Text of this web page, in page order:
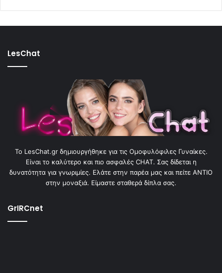
LesChat
To LesChat.gr δημιουργήθηκε για τις Ομοφυλόφιλες Γυναίκες.
Είναι το καλύτερο και πιο ασφαλές CHAT. Σας δίδεται η
δυνατότητα για γνωριμίες. Ελάτε στην παρέα μας και πείτε ΑΝΤΙΟ
στην μοναξιά. Είμαστε σταθερά δίπλα σας.
GrIRCnet